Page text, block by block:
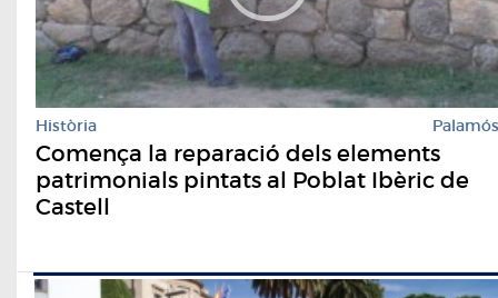
Història Palamós
Comença la reparació dels elements
patrimonials pintats al Poblat Ibèric de
Castell